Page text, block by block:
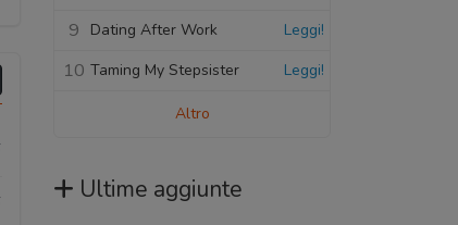
9 Dating After Work Leggi!
10 Taming My Stepsister Leggi!
Altro
Ultime aggiunte